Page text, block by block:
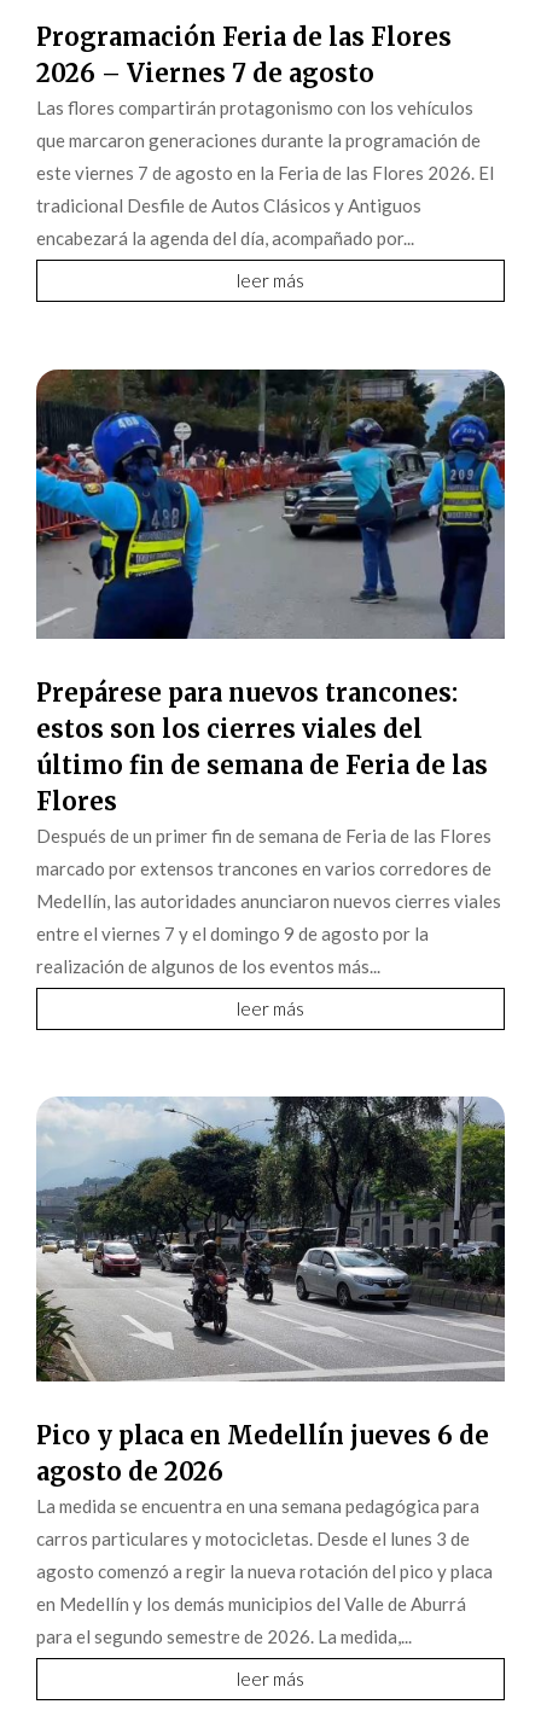
Programación Feria de las Flores
2026 – Viernes 7 de agosto
Las flores compartirán protagonismo con los vehículos
que marcaron generaciones durante la programación de
este viernes 7 de agosto en la Feria de las Flores 2026. El
tradicional Desfile de Autos Clásicos y Antiguos
encabezará la agenda del día, acompañado por...
leer más
Prepárese para nuevos trancones:
estos son los cierres viales del
último fin de semana de Feria de las
Flores
Después de un primer fin de semana de Feria de las Flores
marcado por extensos trancones en varios corredores de
Medellín, las autoridades anunciaron nuevos cierres viales
entre el viernes 7 y el domingo 9 de agosto por la
realización de algunos de los eventos más...
leer más
Pico y placa en Medellín jueves 6 de
agosto de 2026
La medida se encuentra en una semana pedagógica para
carros particulares y motocicletas. Desde el lunes 3 de
agosto comenzó a regir la nueva rotación del pico y placa
en Medellín y los demás municipios del Valle de Aburrá
para el segundo semestre de 2026. La medida,...
leer más